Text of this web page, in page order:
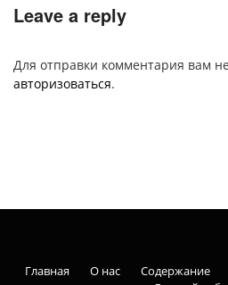
Leave a reply
Для отправки комментария вам
авторизоваться.
Главная О нас Содержание